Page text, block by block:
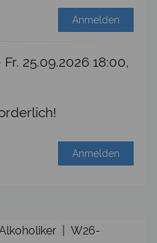
Anmelden
25.09.2026 18:00,
Anmelden
| W26-